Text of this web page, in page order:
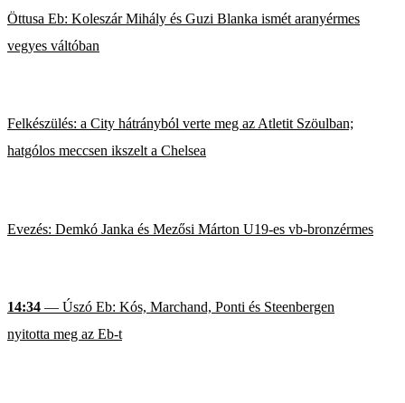
Öttusa Eb: Koleszár Mihály és Guzi Blanka ismét aranyérmes
vegyes váltóban
Felkészülés: a City hátrányból verte meg az Atletit Szöulban;
hatgólos meccsen ikszelt a Chelsea
Evezés: Demkó Janka és Mezősi Márton U19-es vb-bronzérmes
14:34 — Úszó Eb: Kós, Marchand, Ponti és Steenbergen
nyitotta meg az Eb-t